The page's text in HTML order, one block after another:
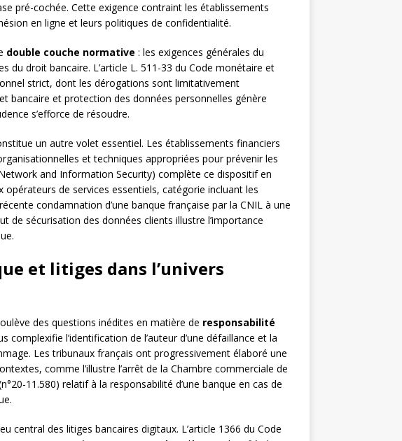
pré-cochée. Cette exigence contraint les établissements
en ligne et leurs politiques de confidentialité.
double couche normative : les exigences générales du
du droit bancaire. L’article L. 511-33 du Code monétaire et
strict, dont les dérogations sont limitativement
bancaire et protection des données personnelles génère
s’efforce de résoudre.
un autre volet essentiel. Les établissements financiers
et techniques appropriées pour prévenir les
and Information Security) complète ce dispositif en
de services essentiels, catégorie incluant les
condamnation d’une banque française par la CNIL à une
de sécurisation des données clients illustre l’importance
et litiges dans l’univers
des questions inédites en matière de responsabilité
complexifie l’identification de l’auteur d’une défaillance et la
Les tribunaux français ont progressivement élaboré une
comme l’illustre l’arrêt de la Chambre commerciale de
11.580) relatif à la responsabilité d’une banque en cas de
central des litiges bancaires digitaux. L’article 1366 du Code